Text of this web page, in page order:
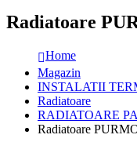
Radiatoare
Home
Magazin
INSTALATII
Radiatoare
RADIATOARE
Radiatoare